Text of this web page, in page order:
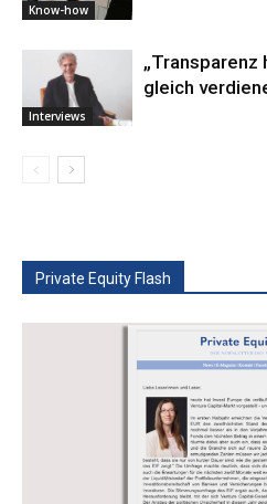
Know-how
Interviews
„Transparenz
gleich
Private Equity Flash